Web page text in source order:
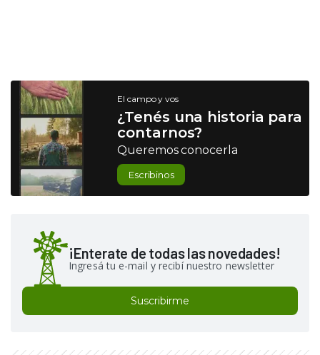
El campo y vos
¿Tenés una historia para
contarnos?
Queremos conocerla
Escribinos
¡Enterate de todas las novedades!
Ingresá tu e-mail y recibí nuestro newsletter
Suscribirme